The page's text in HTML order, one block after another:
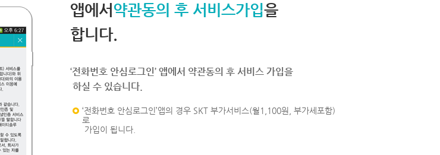
앱에서 약관동의 후 서비스가입을
합니다.
‘전화번호 안심로그인’ 앱에서 약관동의 후 서비스 가입을
하실 수 있습니다.
‘전화번호 안심로그인’앱의 경우 SKT 부가서비스(월1,100원, 부가세포함)
로
가입이 됩니다.